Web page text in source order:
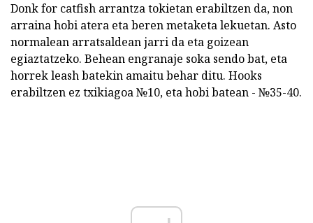
Donk for catfish arrantza tokietan erabiltzen da, non
arraina hobi atera eta beren metaketa lekuetan. Asto
normalean arratsaldean jarri da eta goizean
egiaztatzeko. Behean engranaje soka sendo bat, eta
horrek leash batekin amaitu behar ditu. Hooks
erabiltzen ez txikiagoa №10, eta hobi batean - №35-40.